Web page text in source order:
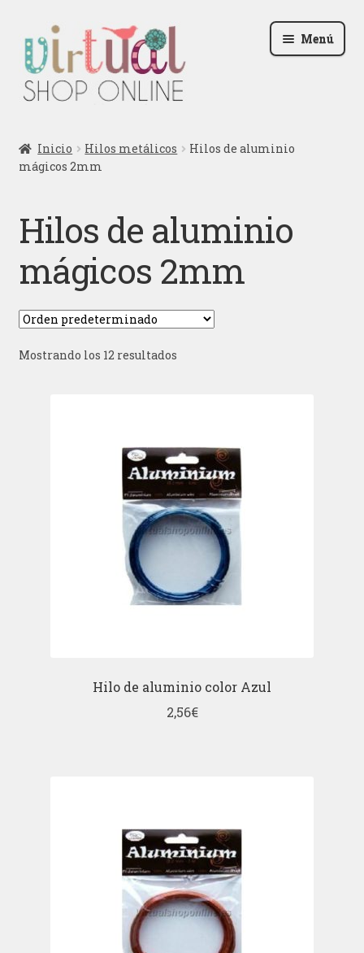
la
navegación
al
contenido
Menú
Podcast
Contactar
Inicio Hilos metálicos
Hilos de aluminio
mágicos 2mm
Hilos de aluminio
mágicos 2mm
Mostrando los 12 resultados
Hilo de aluminio color Azul
2,56€